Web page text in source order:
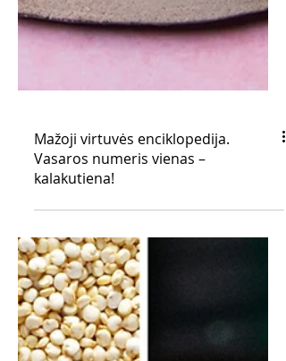
Mažoji virtuvės enciklopedija.
Vasaros numeris vienas –
kalakutiena!